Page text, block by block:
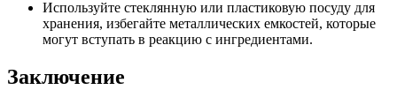
Используйте стеклянную или пластиковую посуду для
хранения, избегайте металлических емкостей, которые
могут вступать в реакцию с ингредиентами.
Заключение